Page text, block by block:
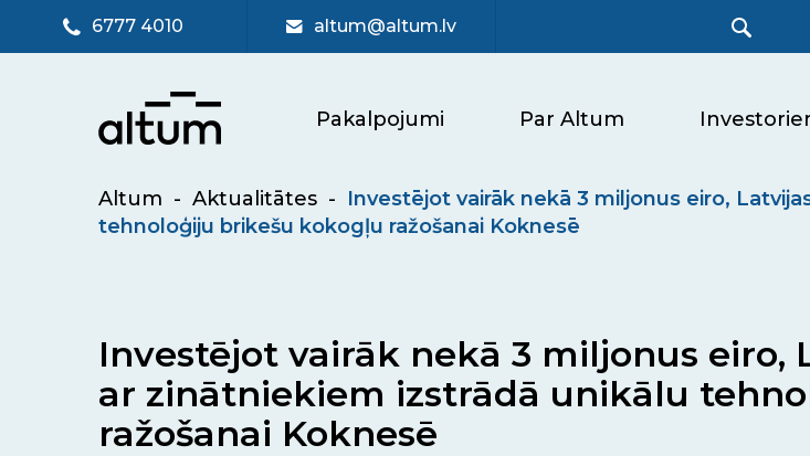
6777 4010 altum@altum.lv
Pakalpojumi Par Altum
Altum - Aktualitātes - Investējot vairāk nekā 3 miljonus eiro,
tehnoloģiju brikešu kokogļu ražošanai Koknesē
Investējot vairāk nekā 3 miljonus eiro,
ar zinātniekiem izstrādā unikālu
ražošanai Koknesē